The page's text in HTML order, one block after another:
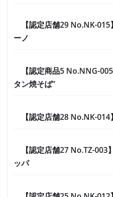
【認定店舗29 No.NK-
ーノ
【認定商品5 No.NNG-
タン焼そば”
【認定店舗28 No.NK-
【認定店舗27 No.TZ-
ッパ